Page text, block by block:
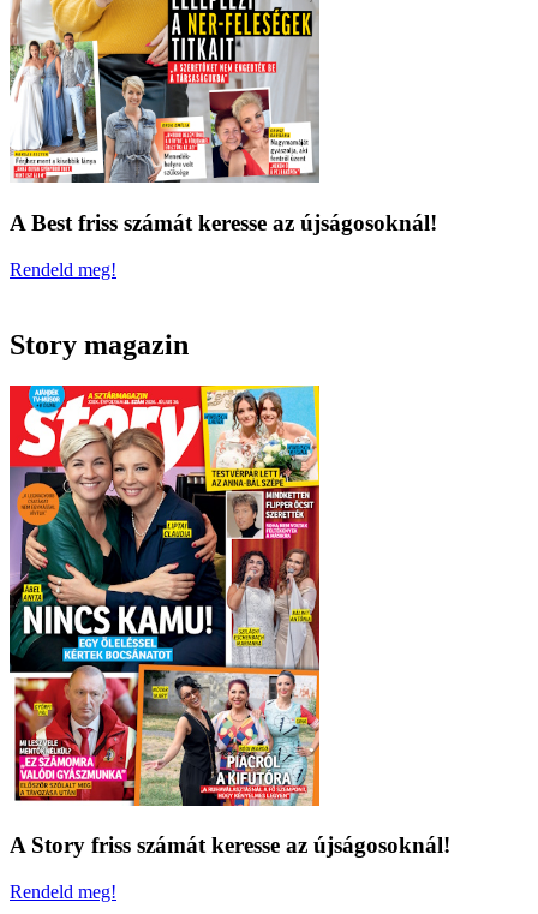
A Best friss számát keresse az újságosoknál!
Rendeld meg!
Story magazin
A Story friss számát keresse az újságosoknál!
Rendeld meg!